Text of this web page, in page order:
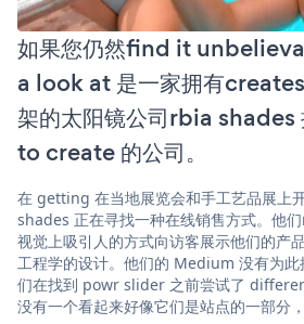
如果您仍然find it
a look at 是一家拥有
架的太阳镜公司rbia
to create 的公司。
在 getting 在当地展览会和手工艺品展上
shades 正在寻找一种在线销售方式。他
视觉上吸引人的方式向访客展示他们的产
工程学的设计。他们的 Medium 没有为
们在找到 powr slider 之前尝试了
没有一个看起来好像它们是站点的一部分